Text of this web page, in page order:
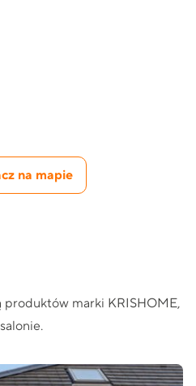
na mapie
produktów marki KRISHOME,